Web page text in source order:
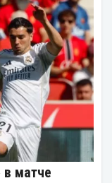
в матче